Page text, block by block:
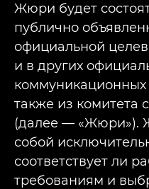
Жюри будет
публично
официальной
и в других
коммуникационных
также из комитета
(далее — «Жюри»).
собой
соответствует ли
требованиям и